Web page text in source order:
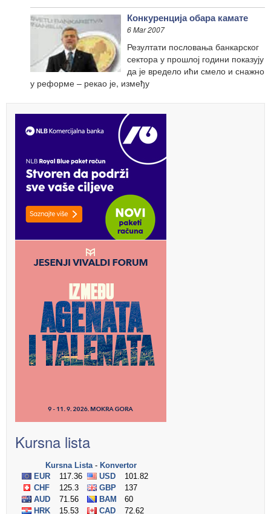
Конкуренција обара камате
6 Mar 2007
Резултати пословања банкарског
сектора у прошлој години показују
да је вредело ићи смело и снажно
у реформе – рекао је, између
Kursna lista